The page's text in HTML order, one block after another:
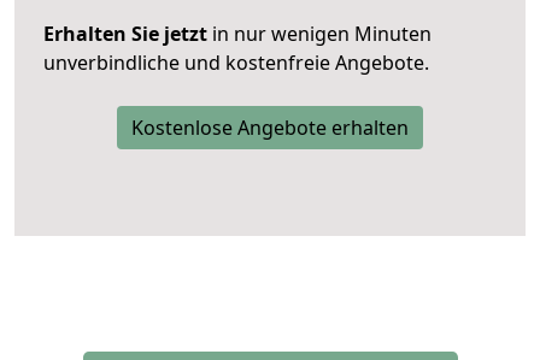
Erhalten Sie jetzt in nur wenigen Minuten
unverbindliche und kostenfreie Angebote.
Kostenlose Angebote erhalten